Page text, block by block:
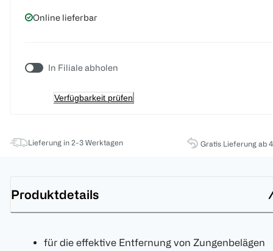
Online lieferbar
In Filiale abholen
Verfügbarkeit prüfen
Lieferung in 2-3 Werktagen Gratis Lieferung ab
Produktdetails
für die effektive Entfernung von Zungenbelägen